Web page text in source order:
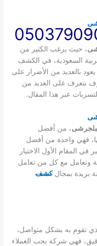
، حيث يرغب الكثير من
السعودية، في الكشف
بالعديد من الأضرار على
نتعرف على العديد من
عبر هذا المقال.
، من أفضل
فهي واحدة من أفضل
المقام الأول الاختيار
وتعامل مع كل من تعامل
بريدة بمجالكشف
تقوم به بشكل متواصل،
فهي شركة يحب العملاء